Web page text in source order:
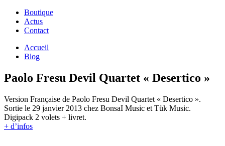
Boutique
Actus
Contact
Accueil
Blog
Paolo Fresu Devil Quartet « Desertico »
Version Française de Paolo Fresu Devil Quartet « Desertico ».
Sortie le 29 janvier 2013 chez BonsaI Music et Tük Music.
Digipack 2 volets + livret.
+ d’infos